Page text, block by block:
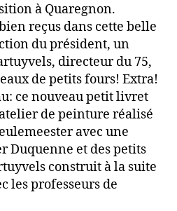
à Quaregnon.
reçus dans cette belle
du président, un
directeur du 75,
de petits fours! Extra!
ce nouveau petit livret
de peinture réalisé
avec une
Duquenne et des petits
construit à la suite
les professeurs de